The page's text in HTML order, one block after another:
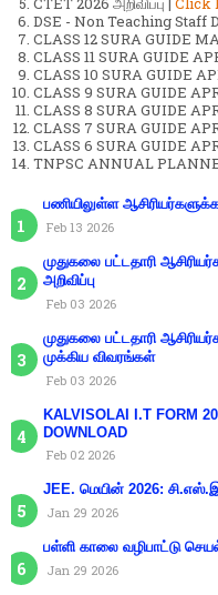
DSE - Non Teaching Staff
CLASS 12 SURA GUIDE
CLASS 11 SURA GUIDE
CLASS 10 SURA GUIDE
CLASS 9 SURA GUIDE
CLASS 8 SURA GUIDE
CLASS 7 SURA GUIDE
CLASS 6 SURA GUIDE
TNPSC ANNUAL
பணியிலுள்ள
Feb 13 2026
முதுகலை பட்டதாரி
அறிவிப்பு
Feb 03 2026
முதுகலை பட்டதாரி
முக்கிய விவரங்கள்
Feb 03 2026
KALVISOLAI I.T FORM
DOWNLOAD
Feb 02 2026
JEE. மெயின் 2026:
Jan 29 2026
பள்ளி காலை வழிபாட்டு
Jan 29 2026